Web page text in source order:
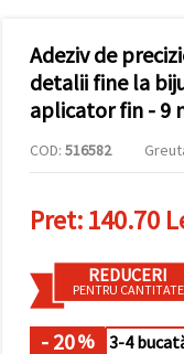
site!" Sau să
vă indicați
preferințele
selectând
cookie -uri
dat și
pe butonul
"Salvați"
Аcceptati
toate!
Setări
Adeziv de
detalii fine la
aplicator fin - 9
COD: 516582
Pret:140.70
REDUCERI
PENTRU CANTITATE
- 20% 3-4